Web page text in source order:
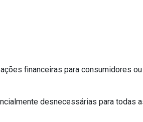
financeiras para consumidores
desnecessárias para todas